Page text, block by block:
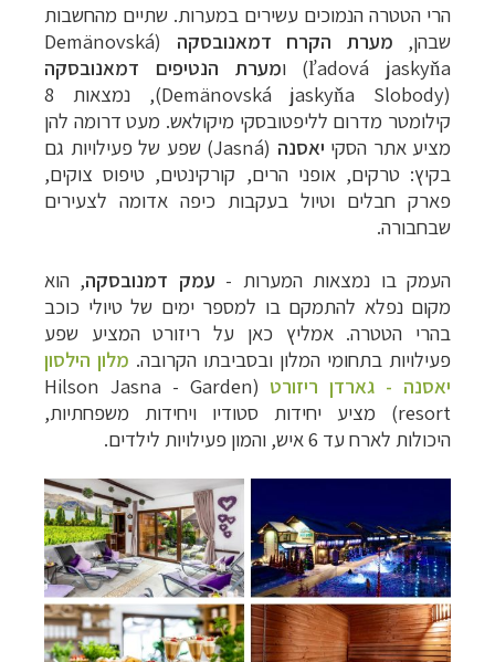
הרי הטטרה הנמוכים עשירים במערות. שתיים מהחשבות
שבהן, מערת הקרח דמאנובסקה (
Demänovská
ľadová jaskyňa) ומערת הנטיפים דמאנובסקה
(
Demänovská jaskyňa Slobody
), נמצאות 8
קילומטר מדרום לליפטובסקי מיקולאש. מעט דרומה להן
מציע אתר הסקי יאסנה (
Jasná) שפע של פעילויות גם
בקיץ: טרקים, אופני הרים, קורקינטים, טיפוס צוקים,
פארק חבלים וטיול בעקבות כיפה אדומה לצעירים
שבחבורה.
העמק בו נמצאות המערות - עמק דמנובסקה, הוא
מקום נפלא להתמקם בו למספר ימים של טיולי כוכב
בהרי הטטרה. אמליץ כאן על ריזורט המציע שפע
פעילויות בתחומי המלון ובסביבתו הקרובה. מלון הילסון
יאסנה - גארדן ריזורט
(Hilson Jasna - Garden
resort) מציע יחידות סטודיו ויחידות משפחתיות,
היכולות לארח עד 6 איש, והמון פעילויות לילדים.